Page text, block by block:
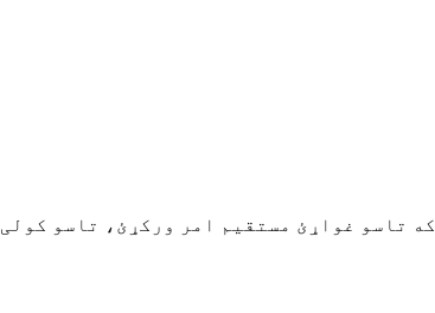
که تاسو غواړئ مستقیم امر ورکړئ، تاسو